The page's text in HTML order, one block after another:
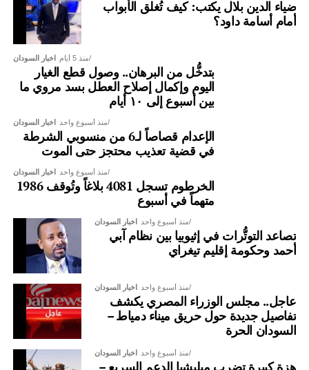
ضياء الدين بلال يكتب: كيف تُغلق الأبواب
أمام أسامة داود؟
اخبار السودان منذ 5 أيام
بتدخُّل من البرهان.. وصول قطع الغيار
اليوم وإكمال إصلاح العطل بسد مروي ما
بين أسبوع إلى ١٠ أيام
اخبار السودان منذ أسبوع واحد
الإعدام قصاصاً لـ6 من منسوبي الشرطة
في قضية تعذيب محتجز حتى الموت
اخبار السودان منذ أسبوع واحد
الخرطوم تسجل 4081 بلاغاً وتُوقف 1986
متهماً في أسبوع
اخبار السودان منذ أسبوع واحد
تصاعد التوتُّرات في إثيوبيا بين نظام آبي
أحمد وحكومة إقليم تيغراي
اخبار السودان منذ أسبوع واحد
عاجل.. مجلس الوزراء المصري يكشف
تفاصيل جديدة حول حريق ميناء دمياط –
السودان الحرة
اخبار السودان منذ أسبوع واحد
هزة كبيرة تضرب ميليشيا الدعم السريع –